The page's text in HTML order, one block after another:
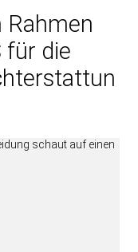
Rahmen
für die